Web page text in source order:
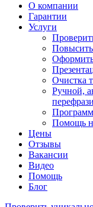
О компании
Гарантии
Услуги
Повысить
Очистка
Ручной,
Помощь
Цены
Отзывы
Вакансии
Видео
Помощь
Блог